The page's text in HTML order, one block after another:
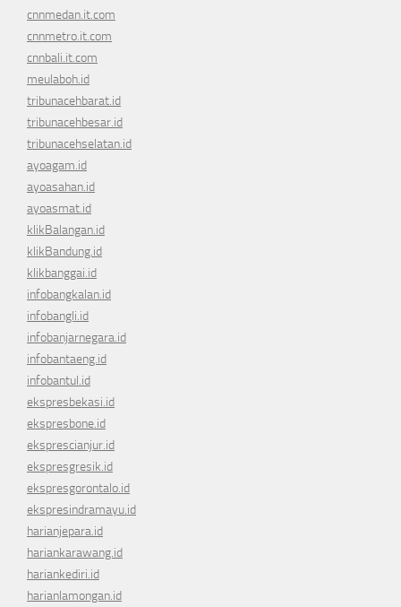
cnnmedan.it.com
cnnmetro.it.com
cnnbali.it.com
meulaboh.id
tribunacehbarat.id
tribunacehbesar.id
tribunacehselatan.id
ayoagam.id
ayoasahan.id
ayoasmat.id
klikBalangan.id
klikBandung.id
klikbanggai.id
infobangkalan.id
infobangli.id
infobanjarnegara.id
infobantaeng.id
infobantul.id
ekspresbekasi.id
ekspresbone.id
eksprescianjur.id
ekspresgresik.id
ekspresgorontalo.id
ekspresindramayu.id
harianjepara.id
hariankarawang.id
hariankediri.id
harianlamongan.id